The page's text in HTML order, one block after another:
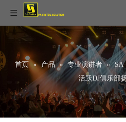
首页 » 产品 » 专业演讲者 »
活跃DJ俱乐部